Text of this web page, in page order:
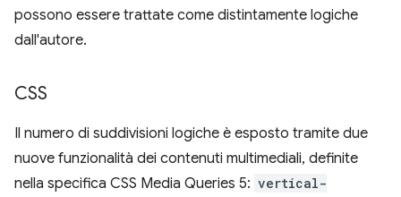
possono essere trattate come distintamente logiche
dall'autore.
CSS
Il numero di suddivisioni logiche è esposto tramite due
nuove funzionalità dei contenuti multimediali, definite
nella specifica CSS Media Queries 5: vertical-